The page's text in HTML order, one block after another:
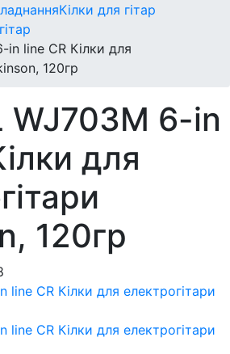
Кілки для гітар
in line CR Кілки для
120гр
WJ703M 6-in
для
120гр